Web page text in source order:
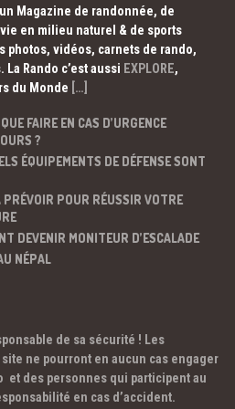
Magazine de randonnée, de
en milieu naturel & de sports
photos, vidéos, carnets de rando,
Rando c’est aussi EXPLORE,
du Monde […]
FAIRE EN CAS D’URGENCE
?
ÉQUIPEMENTS DE DÉFENSE SONT
PRÉVOIR POUR RÉUSSIR VOTRE
DEVENIR MONITEUR D’ESCALADE
NÉPAL
de sa sécurité ! Les
ne pourront en aucun cas engager
et des personnes qui participent au
en cas d’accident.